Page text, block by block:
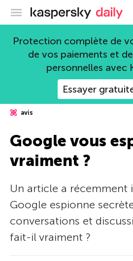
Blog
Protection complète de
de vos paiements et
personnelles avec
Essayer
avis
Google vous
vraiment ?
Un article a récemment
Google espionne
conversations et
fait-il vraiment ?